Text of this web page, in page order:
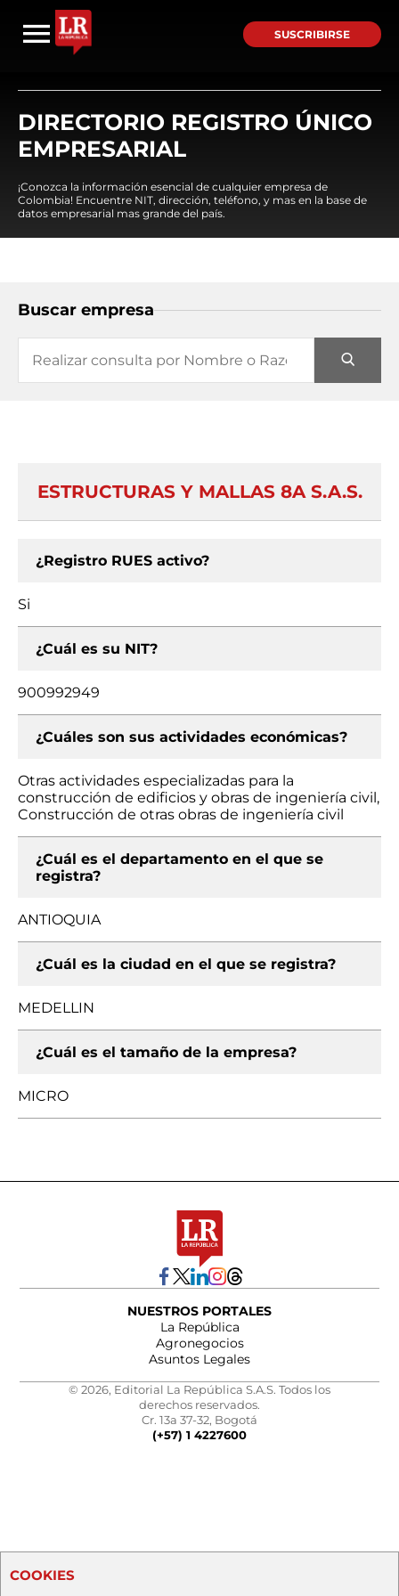
SUSCRIBIRSE
DIRECTORIO REGISTRO ÚNICO
EMPRESARIAL
¡Conozca la información esencial de cualquier empresa de
Colombia! Encuentre NIT, dirección, teléfono, y mas en la base de
datos empresarial mas grande del país.
Buscar empresa
ESTRUCTURAS Y MALLAS 8A S.A.S.
¿Registro RUES activo?
Si
¿Cuál es su NIT?
900992949
¿Cuáles son sus actividades económicas?
Otras actividades especializadas para la
construcción de edificios y obras de ingeniería civil,
Construcción de otras obras de ingeniería civil
¿Cuál es el departamento en el que se
registra?
ANTIOQUIA
¿Cuál es la ciudad en el que se registra?
MEDELLIN
¿Cuál es el tamaño de la empresa?
MICRO
NUESTROS PORTALES
La República
Agronegocios
Asuntos Legales
© 2026, Editorial La República S.A.S. Todos los
derechos reservados.
Cr. 13a 37-32, Bogotá
(+57) 1 4227600
COOKIES